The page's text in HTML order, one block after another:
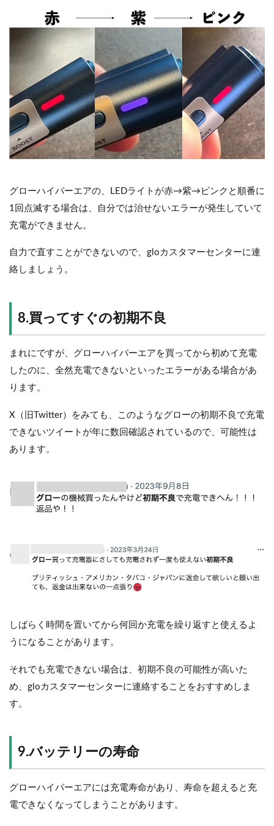
グローハイパーエアの、LEDライトが赤→紫→ピンクと順番に
1回点滅する場合は、自分では治せないエラーが発生していて
充電ができません。
自力で直すことができないので、gloカスタマーセンターに連
絡しましょう。
8.買ってすぐの初期不良
まれにですが、グローハイパーエアを買ってから初めて充電
したのに、全然充電できないといったエラーがある場合があ
ります。
X（旧Twitter）をみても、このようなグローの初期不良で充電
できないツイートが年に数回確認されているので、可能性は
あります。
しばらく時間を置いてから何回か充電を繰り返すと使えるよ
うになることがあります。
それでも充電できない場合は、初期不良の可能性が高いた
め、gloカスタマーセンターに連絡することをおすすめしま
す。
9.バッテリーの寿命
グローハイパーエアには充電寿命があり、寿命を超えると充
電できなくなってしまうことがあります。